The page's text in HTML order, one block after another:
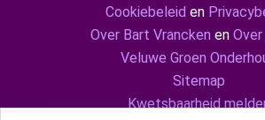
Cookiebeleid en
Over Bart Vrancken en
Veluwe Groen
Sitemap
Kwetsbaarheid